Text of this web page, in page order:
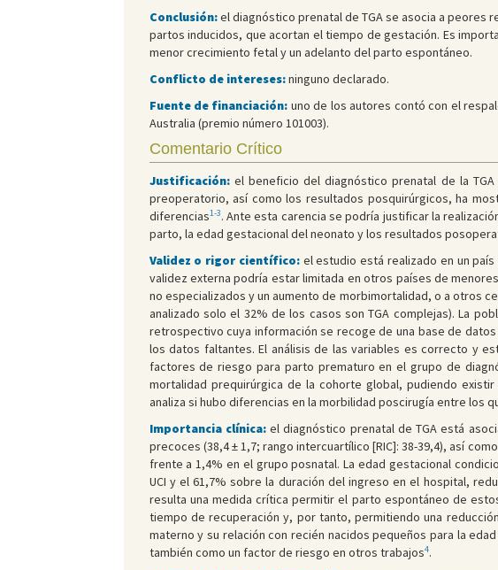
Conclusión:el diagnóstico prenatal de TGA se asocia a peores
partos inducidos, que acortan el tiempo de gestación. Es
menor crecimiento fetal y un adelanto del parto espontáneo.
Conflicto de intereses:ninguno declarado.
Fuente de financiación: uno de los autores contó con el
Australia (premio número 101003).
Comentario Crítico
Justificación:el beneficio del diagnóstico prenatal de la
preoperatorio, así como los resultados posquirúrgicos, ha
diferencias1-3. Ante esta carencia se podría justificar la
parto, la edad gestacional del neonato y los resultados
Validez o rigor científico: el estudio está realizado en un
validez externa podría estar limitada en otros países de
no especializados y un aumento de morbimortalidad, o a otros
analizado solo el 32% de los casos son TGA complejas). La
retrospectivo cuya información se recoge de una base de
los datos faltantes. El análisis de las variables es correcto y
factores de riesgo para parto prematuro en el grupo de
mortalidad prequirúrgica de la cohorte global, pudiendo
analiza si hubo diferencias en la morbilidad poscirugía entre los
Importancia clínica:el diagnóstico prenatal de TGA está
precoces (38,4 ± 1,7; rango intercuartílico [RIC]: 38-39,4), así
frente a 1,4% en el grupo posnatal. La edad gestacional
UCI y el 61,7% sobre la duración del ingreso en el hospital,
resulta una medida crítica permitir el parto espontáneo de
tiempo de recuperación y, por tanto, permitiendo una
materno y su relación con recién nacidos pequeños para la
también como un factor de riesgo en otros trabajos4.